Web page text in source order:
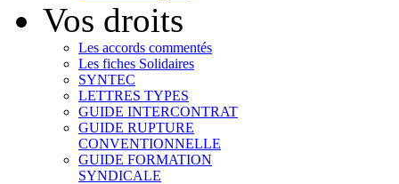
Vos droits
Les accords commentés
Les fiches Solidaires
SYNTEC
LETTRES TYPES
GUIDE INTERCONTRAT
GUIDE RUPTURE
CONVENTIONNELLE
GUIDE FORMATION
SYNDICALE